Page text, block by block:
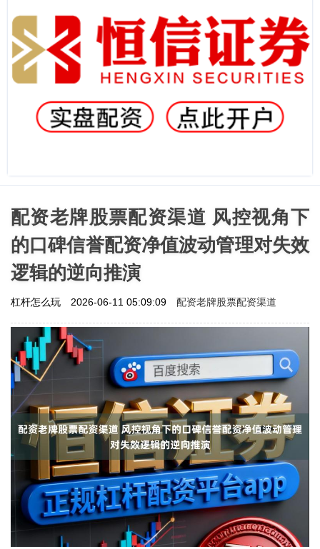
配资老牌股票配资渠道 风控视角下
的口碑信誉配资净值波动管理对失效
逻辑的逆向推演
杠杆怎么玩 2026-06-11 05:09:09 配资老牌股票配资渠道